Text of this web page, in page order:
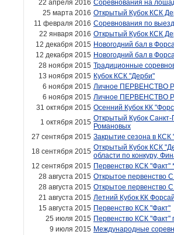
22 апреля 2016 Соревнования на
25 марта 2016 Открытый Кубок КСК
11 февраля 2016 Соревнования по
22 января 2016 Открытый Кубок КСК
12 декабря 2015 Новогодний бал в
12 декабря 2015 Новогодний бал в
28 ноября 2015 Традиционные
13 ноября 2015 Кубок КСК "Дерби"
6 ноября 2015 Личное ПЕРВЕНСТВО
6 ноября 2015 Личное ПЕРВЕНСТВО
31 октября 2015 Осенний Кубок КК
1 октября 2015 Открытый Кубок
Романовых
27 сентября 2015 Закрытие сезона в КСК
18 сентября 2015 Открытый Кубок КСК
области по конкуру,
12 сентября 2015 Первенство КСК
28 августа 2015 Открытое первенство
28 августа 2015 Открытое первенство
21 августа 2015 Летний Кубок КК
15 августа 2015 Первенство КСК "Факт"
25 июля 2015 Первенство КСК "Факт"
9 июля 2015 Международные